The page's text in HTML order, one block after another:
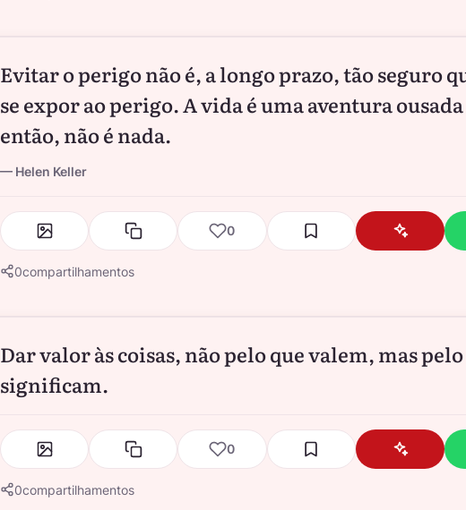
Evitar o perigo não é, a longo prazo, tão seguro
se expor ao perigo. A vida é uma aventura
então, não é nada.
Helen Keller
0
0compartilhamentos
Dar valor às coisas, não pelo que valem, mas
significam.
0
0compartilhamentos